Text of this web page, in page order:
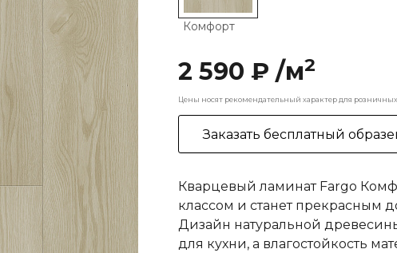
Комфорт
2 590 ₽ /м2
Цены носят рекомендательный характер для розничных
Заказать бесплатный
Кварцевый ламинат Fargo
классом и станет прекрасным
Дизайн натуральной
для кухни, а влагостойкость